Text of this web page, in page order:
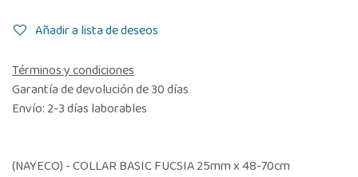
Añadir a lista de deseos
Términos y condiciones
Garantía de devolución de 30 días
Envío: 2-3 días laborables
(NAYECO) - COLLAR BASIC FUCSIA 25mm x 48-70cm